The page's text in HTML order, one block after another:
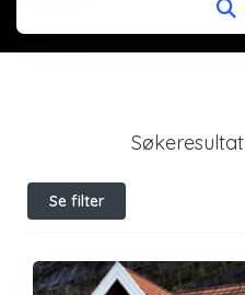
Søkeresultat:
Se filter